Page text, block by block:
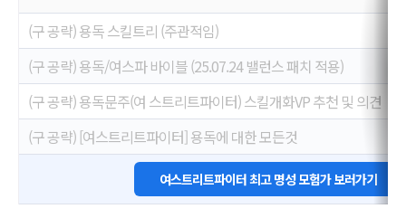
(구 공략) 용독 스킬트리 (주관적임)
(구 공략) 용독/여스파 바이블 (25.07.24 밸런스 패치 적용)
(구 공략) 용독문주(여 스트리트파이터) 스킬개화VP 추천 및 의견
(구 공략) [여스트리트파이터] 용독에 대한 모든것
여스트리트파이터 최고 명성 모험가 보러가기